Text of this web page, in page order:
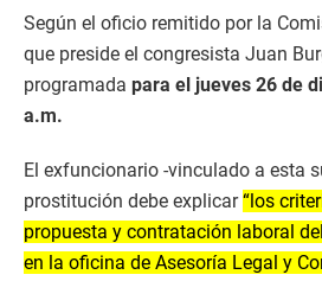
Según el oficio remitido por la
que preside el congresista Juan
programada para el jueves 26 de
a.m.
El exfuncionario -vinculado a esta
prostitución debe explicar“los
propuesta y contratación laboral
en la oficina de Asesoría Legal y